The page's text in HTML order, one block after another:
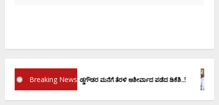
Breaking News
ವಚನಕ್ಕೂ ಮುನ್ನ ದೊಡ್ಡಗೌಡರ ಮನೆಗೆ ತೆರಳಿ ಆಶೀರ್ವಾದ ಪಡೆದ ಡಿಕೆಶಿ..!